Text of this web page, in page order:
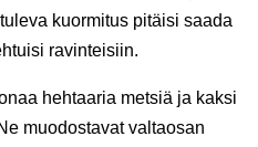
kuormitus pitäisi saada
ravinteisiin.
hehtaaria metsiä ja kaksi
muodostavat valtaosan